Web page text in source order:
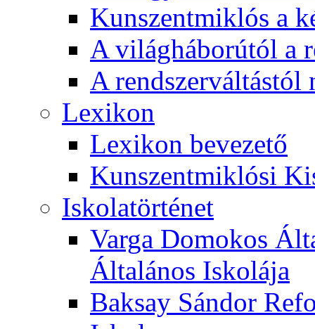
Kunszentmiklós a
A világháborútól a
A rendszerváltástól
Lexikon
Lexikon bevezető
Kunszentmiklósi
Iskolatörténet
Varga Domokos
Általános Iskolája
Baksay Sándor